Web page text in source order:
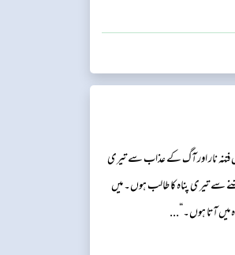
نار اور آگ کے عذاب سے تیری
سے تیری پناہ کا طالب ہوں۔ میں
میں آتا ہوں۔“...